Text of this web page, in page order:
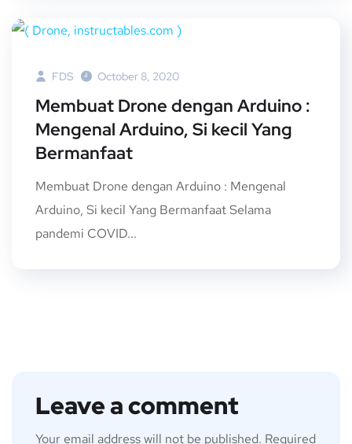
FDS October 8, 2020
Membuat Drone dengan Arduino :
Mengenal Arduino, Si kecil Yang
Bermanfaat
Membuat Drone dengan Arduino : Mengenal
Arduino, Si kecil Yang Bermanfaat Selama
pandemi COVID...
Leave a comment
Your email address will not be published. Required